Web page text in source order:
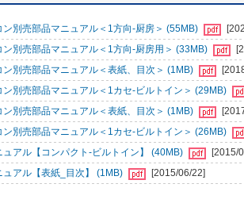
別売部品マニュアル＜1方向-厨房＞ (55MB)
別売部品マニュアル＜1方向-厨房用＞ (33MB)
別売部品マニュアル＜表紙、目次＞ (1MB)
別売部品マニュアル＜1カセ-ビルトイン＞ (29MB)
別売部品マニュアル＜表紙、目次＞ (1MB)
別売部品マニュアル＜1カセ-ビルトイン＞ (26MB)
アル【コンパクト-ビルトイン】 (40MB)
[2015/
アル【表紙_目次】 (1MB)
[2015/06/22]